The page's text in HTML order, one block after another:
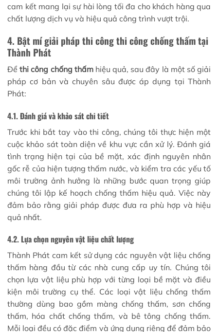
cam kết mang lại sự hài lòng tối đa cho khách hàng qua
chất lượng dịch vụ và hiệu quả công trình vượt trội.
4. Bật mí giải pháp thi công thi công chống thấm tại
Thành Phát
Đểthi công chống thấmhiệu quả, sau đây là một số giải
pháp cơ bản và chuyên sâu được áp dụng tại Thành
Phát:
4.1. Đánh giá và khảo sát chi tiết
Trước khi bắt tay vào thi công, chúng tôi thực hiện một
cuộc khảo sát toàn diện về khu vực cần xử lý. Đánh giá
tình trạng hiện tại của bề mặt, xác định nguyên nhân
gốc rễ của hiện tượng thấm nước, và kiểm tra các yếu tố
môi trường ảnh hưởng là những bước quan trọng giúp
chúng tôi lập kế hoạch chống thấm hiệu quả. Việc này
đảm bảo rằng giải pháp được đưa ra phù hợp và hiệu
quả nhất.
4.2. Lựa chọn nguyên vật liệu chất lượng
Thành Phát cam kết sử dụng các nguyên vật liệu chống
thấm hàng đầu từ các nhà cung cấp uy tín. Chúng tôi
chọn lựa vật liệu phù hợp với từng loại bề mặt và điều
kiện môi trường cụ thể. Các loại vật liệu chống thấm
thường dùng bao gồm màng chống thấm, sơn chống
thấm, hóa chất chống thấm, và bê tông chống thấm.
Mỗi loại đều có đặc điểm và ứng dụng riêng để đảm bảo